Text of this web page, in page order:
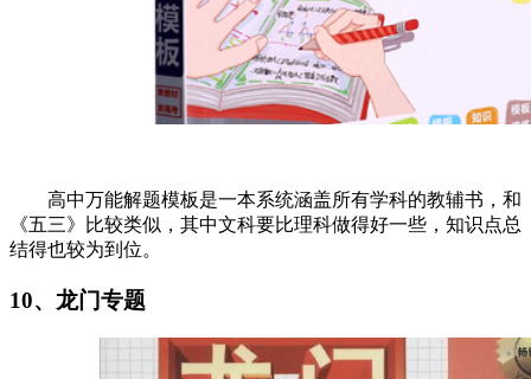
高中万能解题模板是一本系统涵盖所有学科的教辅书，和
《五三》比较类似，其中文科要比理科做得好一些，知识点总
结得也较为到位。
10、龙门专题